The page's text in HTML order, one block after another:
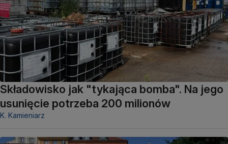
Składowisko jak "tykająca bomba". Na jego
usunięcie potrzeba 200 milionów
K. Kamieniarz